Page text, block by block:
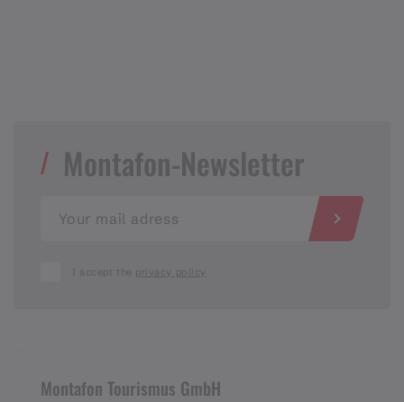
Montafon-Newsletter
I accept the privacy policy
Montafon Tourismus GmbH